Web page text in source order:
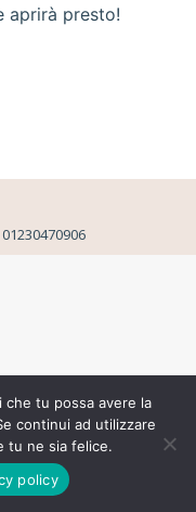
aprirà presto!
che tu possa avere la
continui ad utilizzare
tu ne sia felice.
policy